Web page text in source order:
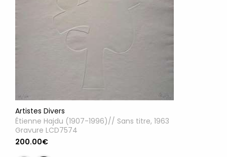
Artistes Divers
Étienne Hajdu (1907-1996)// Sans titre, 1963
Gravure LCD7574
200.00€